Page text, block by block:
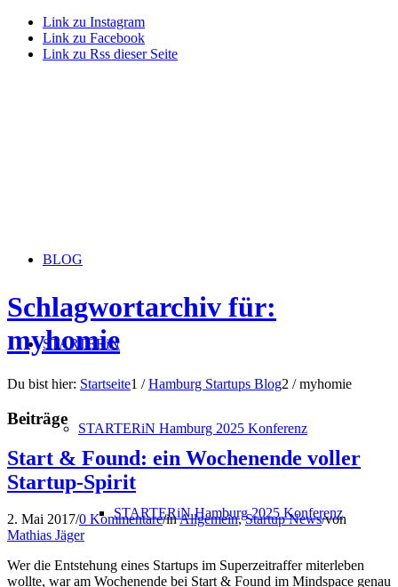
Link zu Instagram
Link zu Facebook
Link zu Rss dieser Seite
BLOG
STARTERiN
STARTERiN Hamburg 2025 Konferenz
STARTERiN Hamburg 2025 Konferenz
Schlagwortarchiv für:
myhomie
Du bist hier: Startseite1 / Hamburg Startups Blog2 / myhomie
Beiträge
Start & Found: ein Wochenende voller
Startup-Spirit
2. Mai 2017/0 Kommentare/inAllgemein,Startup News/von
Mathias Jäger
Wer die Entstehung eines Startups im Superzeitraffer miterleben
wollte, war am Wochenende bei Start & Found im Mindspace genau